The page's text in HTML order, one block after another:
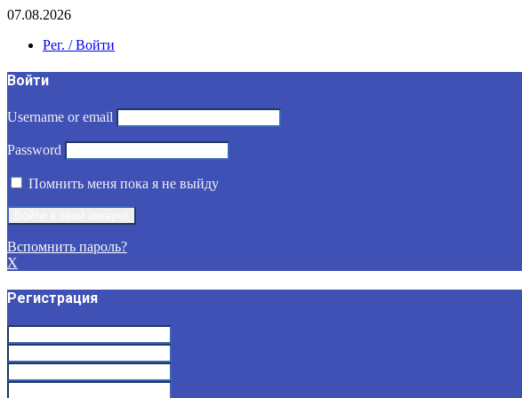
07.08.2026
Рег. / Войти
Войти
Username or email
Password
Помнить меня пока я не выйду
Вспомнить пароль?
X
Регистрация